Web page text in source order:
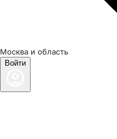
Москва и область
Войти